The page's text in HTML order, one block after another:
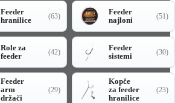
Feeder
hranilice
(63)
Feeder
najloni
(51)
Role za
feeder
(42)
Feeder
sistemi
(30)
Feeder
arm
držači
(29)
Kopče
za feeder
hranilice
(23)